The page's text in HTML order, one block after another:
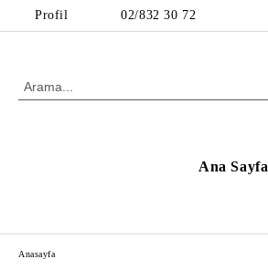
Profil 02/832 30 72
Ana Sayfa
Anasayfa